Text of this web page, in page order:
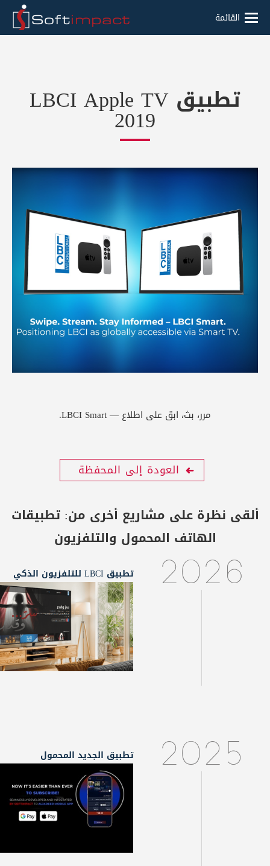
القائمة
تطبيق LBCI Apple TV
2019
مرر، بث، ابق على اطلاع — LBCI Smart.
العودة إلى المحفظة
ألقى نظرة على مشاريع أخرى من:تطبيقات
الهاتف المحمول والتلفزيون
2026 تطبيق LBCI للتلفزيون الذكي
2025 تطبيق الجديد المحمول